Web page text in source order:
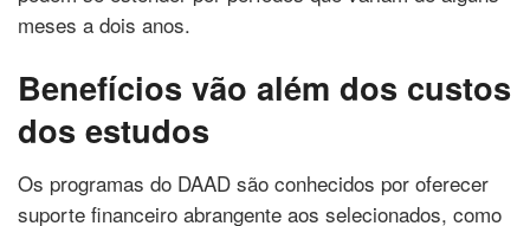
meses a dois anos.
Benefícios vão além dos custos
dos estudos
Os programas do DAAD são conhecidos por oferecer
suporte financeiro abrangente aos selecionados, como